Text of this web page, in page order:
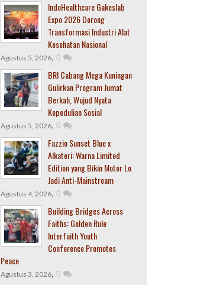
IndoHealthcare Gakeslab
Expo 2026 Dorong
Transformasi Industri Alat
Kesehatan Nasional
Agustus 5, 2026, 0
BRI Cabang Mega Kuningan
Gulirkan Program Jumat
Berkah, Wujud Nyata
Kepedulian Sosial
Agustus 5, 2026, 0
Fazzio Sunset Blue x
Alkateri: Warna Limited
Edition yang Bikin Motor Lo
Jadi Anti-Mainstream
Agustus 4, 2026, 0
Building Bridges Across
Faiths: Golden Rule
Interfaith Youth
Conference Promotes
Peace
Agustus 3, 2026, 0